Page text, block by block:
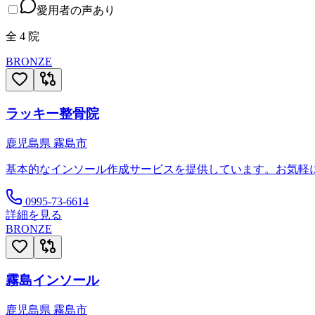
愛用者の声あり
全 4 院
BRONZE
ラッキー整骨院
鹿児島県 霧島市
基本的なインソール作成サービスを提供しています。お気軽
0995-73-6614
詳細を見る
BRONZE
霧島インソール
鹿児島県 霧島市